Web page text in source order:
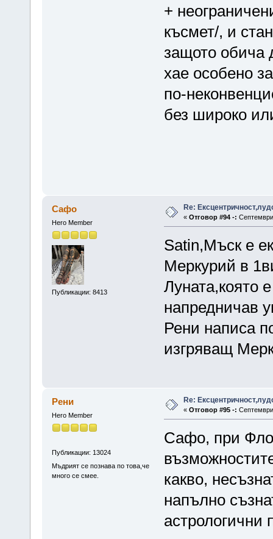
+
късмет/, и
защото обича
хае особено
по-
без широко
Сафо
Hero Member
Публикации: 8413
Re:
« Отговор #94 -:
Satin,Мъск е
Меркурий в
Луната,която
напредничав
Рени написа
изгряващ
Рени
Hero Member
Публикации: 13024
Мъдрият се познава по това,че
много се смее.
Re:
« Отговор #95 -:
Сафо, при
какво,
напълно
астрологични